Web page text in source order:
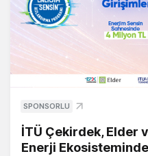
SPONSORLU
İTÜ Çekirdek, Elder
Enerji